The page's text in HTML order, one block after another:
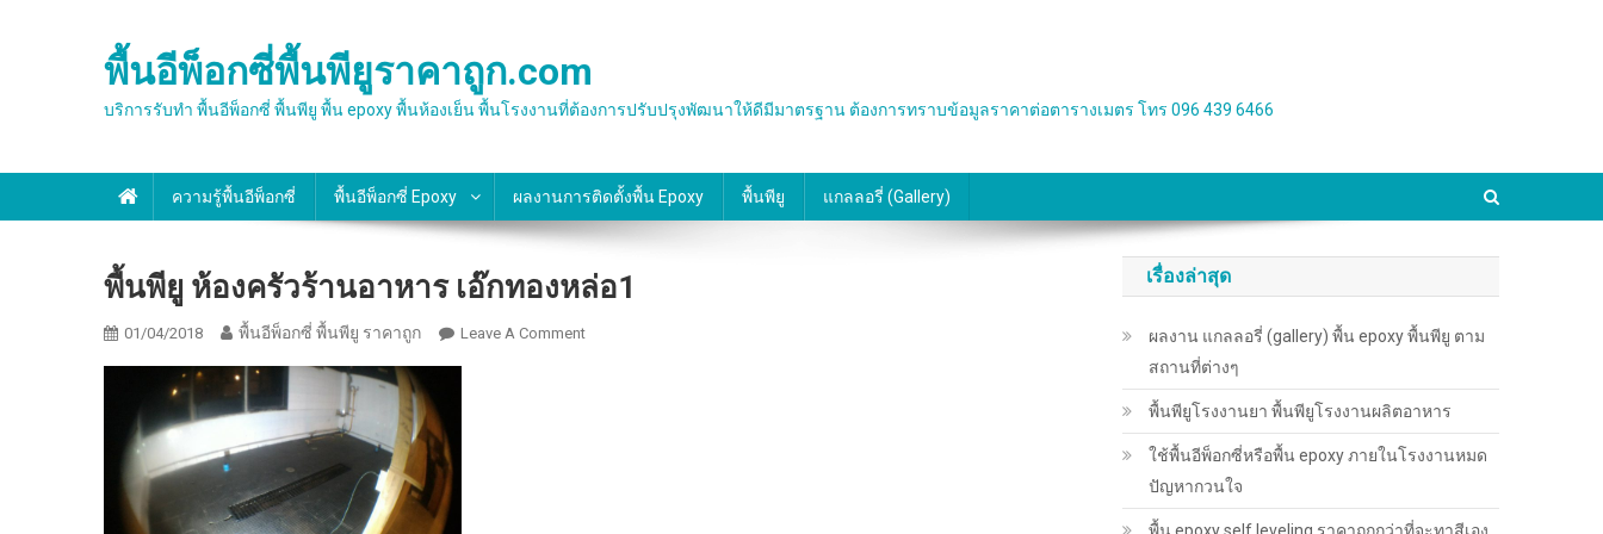
พื้นอีพ็อกซี่พื้นพียูราคาถูก.com
บริการรับทำ พื้นอีพ็อกซี่ พื้นพียู พื้น epoxy พื้นห้องเย็น พื้นโรงงานที่ต้องการปรับปรุงพัฒนาให้ดีมีมาตรฐาน ต้องการทราบข้อมูลราคาต่อตารางเมตร โทร 096 439 6466
ความรู้พื้นอีพ็อกซี่ พื้นอีพ็อกซี่ Epoxy ผลงานการติดตั้งพื้น Epoxy พื้นพียู แกลลอรี่ (gallery)
พื้นพียู ห้องครัวร้านอาหาร เอ๊กทองหล่อ1
01/04/2018 พื้นอีพ็อกซี่ พื้นพียู ราคาถูก Leave A CommentOn
เรื่องล่าสุด
ผลงาน แกลลอรี่ (gallery) พื้น epoxy พื้นพียู ตาม
สถานที่ต่างๆ
พื้นพียู​โรงงานยา พื้นพียู​โรงงานผลิตอาหาร
ใช้พื้นอีพ็อกซี่หรือพื้น epoxy ภายในโรงงานหมด
ปัญหากวนใจ